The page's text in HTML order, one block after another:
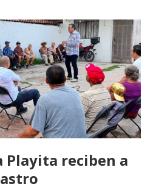
Playita reciben a